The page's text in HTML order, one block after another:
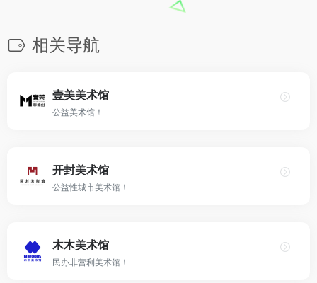
相关导航
壹美美术馆
公益美术馆！
开封美术馆
公益性城市美术馆！
木木美术馆
民办非营利美术馆！